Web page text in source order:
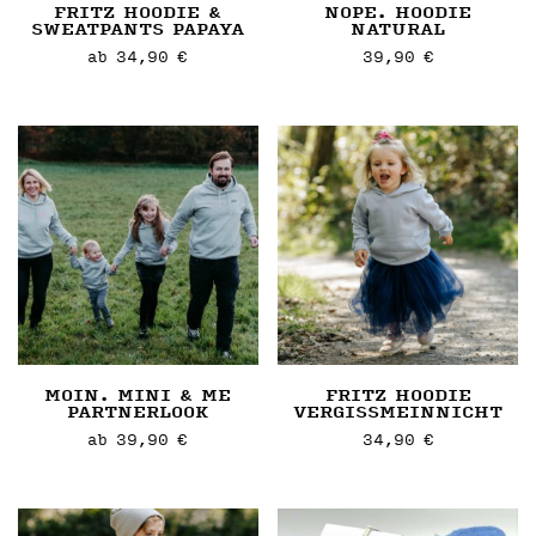
werden
gewählt
FRITZ HOODIE &
SWEATPANTS PAPAYA
ab 34,90€
weist
mehrere
Varianten
auf.
Die
Optionen
können
auf
Artikelseite
gewählt
NOPE. HOODIE
NATURAL
39,90 €
weist
mehrere
Varianten
auf.
Die
Optionen
können
auf
Artikelseite
gewählt
MOIN. MINI & ME
PARTNERLOOK
ab 39,90€
weist
FRITZ HOODIE
VERGISSMEINNICHT
34,90 €
weist